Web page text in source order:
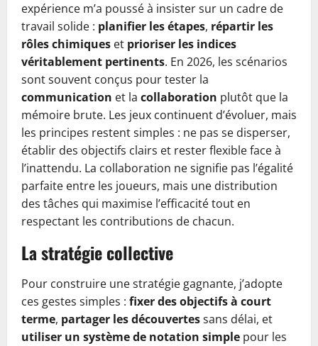
expérience m’a poussé à insister sur un cadre de
travail solide : planifier les étapes, répartir les
rôles chimiques et prioriser les indices
véritablement pertinents. En 2026, les scénarios
sont souvent conçus pour tester la
communication et la collaboration plutôt que la
mémoire brute. Les jeux continuent d’évoluer, mais
les principes restent simples : ne pas se disperser,
établir des objectifs clairs et rester flexible face à
l’inattendu. La collaboration ne signifie pas l’égalité
parfaite entre les joueurs, mais une distribution
des tâches qui maximise l’efficacité tout en
respectant les contributions de chacun.
La stratégie collective
Pour construire une stratégie gagnante, j’adopte
ces gestes simples : fixer des objectifs à court
terme, partager les découvertessans délai, et
utiliser un système de notation simple pour les